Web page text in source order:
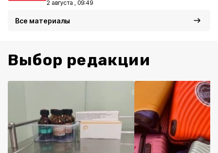
2 августа , 09:49
Все материалы
Выбор редакции